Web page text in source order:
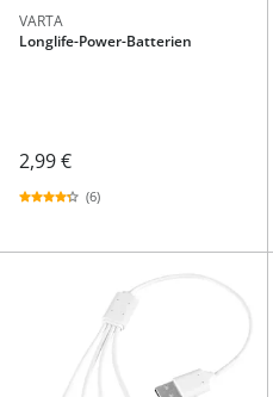
VARTA
Longlife-Power-Batterien
2,99 €
(6)